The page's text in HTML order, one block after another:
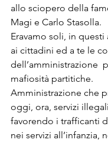
allo sciopero della
Magi e Carlo Stasolla.
Eravamo soli, in
ai cittadini ed a te le
dell’amministrazione
mafiosità partitiche.
Amministrazione che
oggi, ora, servizi
favorendo i trafficanti
nei servizi all’infanzia,